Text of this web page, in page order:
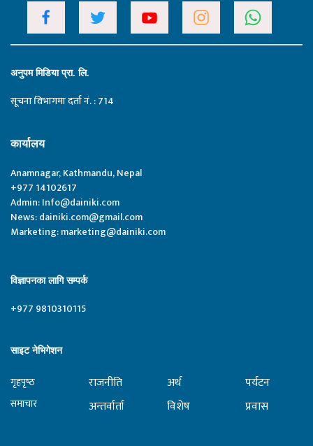
अनुपम मिडिया प्रा. लि.
सूचना विभागमा दर्ता नं. : 714
कार्यालय
Anamnagar, Kathmandu, Nepal
+977 14102617
Admin:Info@dainiki.com
News:dainiki.com@gmail.com
Marketing:marketing@dainiki.com
विज्ञापनका लागि सम्पर्क
+977 9810310115
साइट नेभिगेशन
गृहपृष्‍ठ
समाचार
राजनीति
अन्तर्वार्ता
अर्थ
विशेष
पर्यटन
प्रवास